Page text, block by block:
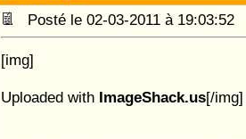
Posté le 02-03-2011 à
[img]
Uploaded with ImageShack.us[/img]